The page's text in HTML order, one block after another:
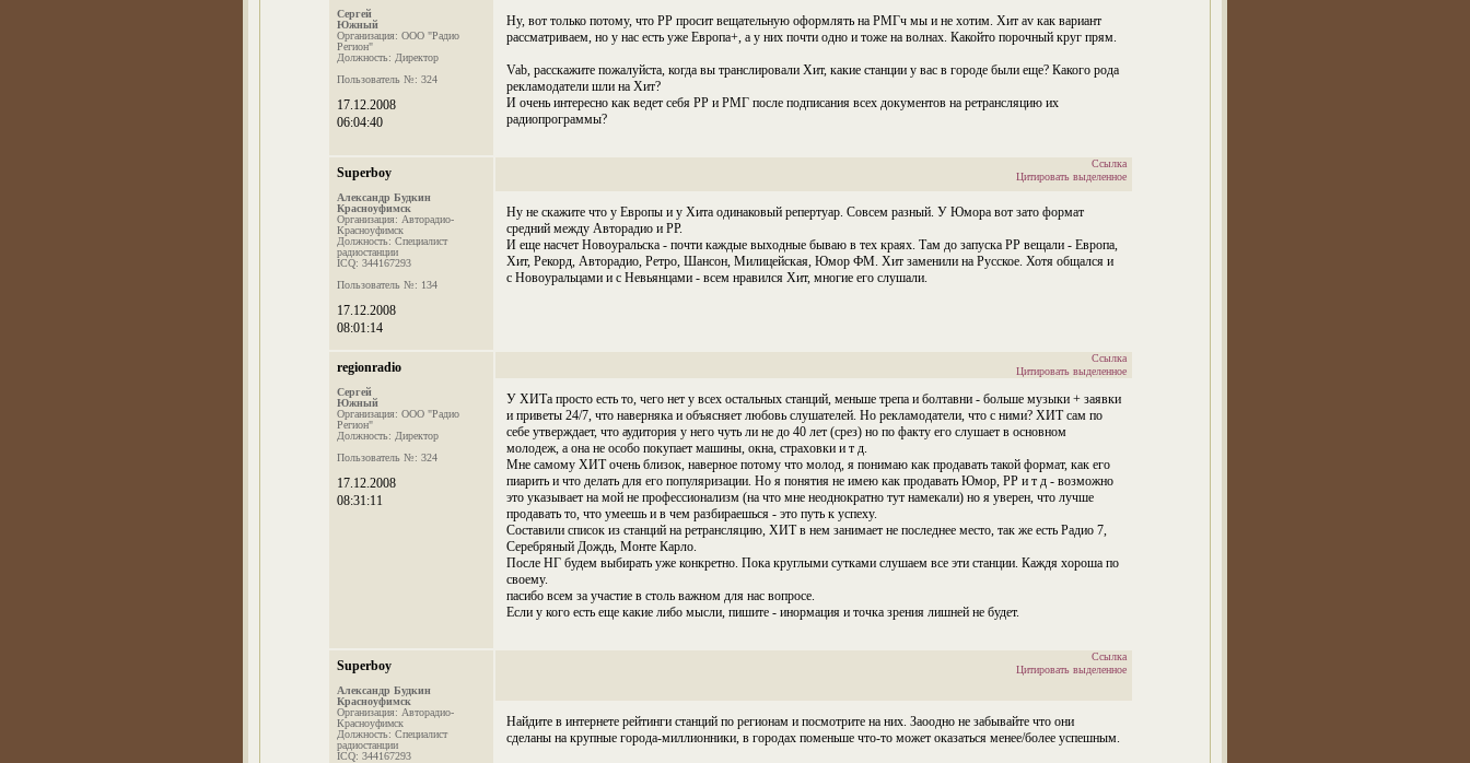
Сергей
Южный
Организация: ООО "Радио
Регион"
Должность: Директор
Пользователь №: 324
17.12.2008
06:04:40
Ну, вот только потому, что РР просит вещательную оформлять на РМГч мы и не хотим. Хит av как вариант
рассматриваем, но у нас есть уже Европа+, а у них почти одно и тоже на волнах. Какойто порочный круг прям.
Vab, расскажите пожалуйста, когда вы транслировали Хит, какие станции у вас в городе были еще? Какого рода
рекламодатели шли на Хит?
И очень интересно как ведет себя РР и РМГ после подписания всех документов на ретрансляцию их
радиопрограммы?
Superboy
Александр Будкин
Красноуфимск
Организация: Авторадио-
Красноуфимск
Должность: Специалист
радиостанции
ICQ: 344167293
Пользователь №: 134
17.12.2008
08:01:14
Ссылка
Цитировать выделенное
Ну не скажите что у Европы и у Хита одинаковый репертуар. Совсем разный. У Юмора вот зато формат
средний между Авторадио и РР.
И еще насчет Новоуральска - почти каждые выходные бываю в тех краях. Там до запуска РР вещали - Европа,
Хит, Рекорд, Авторадио, Ретро, Шансон, Милицейская, Юмор ФМ. Хит заменили на Русское. Хотя общался и
с Новоуральцами и с Невьянцами - всем нравился Хит, многие его слушали.
regionradio
Сергей
Южный
Организация: ООО "Радио
Регион"
Должность: Директор
Пользователь №: 324
17.12.2008
08:31:11
Ссылка
Цитировать выделенное
У ХИТа просто есть то, чего нет у всех остальных станций, меньше трепа и болтавни - больше музыки + заявки
и приветы 24/7, что наверняка и объясняет любовь слушателей. Но рекламодатели, что с ними? ХИТ сам по
себе утверждает, что аудитория у него чуть ли не до 40 лет (срез) но по факту его слушает в основном
молодеж, а она не особо покупает машины, окна, страховки и т д.
Мне самому ХИТ очень близок, наверное потому что молод, я понимаю как продавать такой формат, как его
пиарить и что делать для его популяризации. Но я понятия не имею как продавать Юмор, РР и т д - возможно
это указывает на мой не профессионализм (на что мне неоднократно тут намекали) но я уверен, что лучше
продавать то, что умеешь и в чем разбираешься - это путь к успеху.
Составили список из станций на ретрансляцию, ХИТ в нем занимает не последнее место, так же есть Радио 7,
Серебряный Дождь, Монте Карло.
После НГ будем выбирать уже конкретно. Пока круглыми сутками слушаем все эти станции. Каждя хороша по
своему.
пасибо всем за участие в столь важном для нас вопросе.
Если у кого есть еще какие либо мысли, пишите - инормация и точка зрения лишней не будет.
Superboy
Александр Будкин
Красноуфимск
Организация: Авторадио-
Красноуфимск
Должность: Специалист
радиостанции
ICQ: 344167293
Ссылка
Цитировать выделенное
Найдите в интернете рейтинги станций по регионам и посмотрите на них. Заоодно не забывайте что они
сделаны на крупные города-миллионники, в городах поменьше что-то может оказаться менее/более успешным.